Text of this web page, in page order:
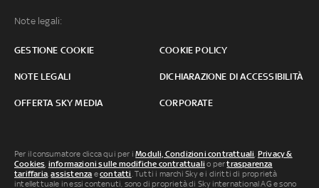
Note legali:
GESTIONE COOKIE COOKIE POLICY
NOTE LEGALI DICHIARAZIONE DI ACCESSIBILITÀ
OFFERTA SKY MEDIA CORPORATE
Per il consumatore clicca qui per iModuli, Condizioni contrattuali Privacy &
Cookies informazioni sulle modifiche contrattuali o pertrasparenza
tariffaria ,assistenza econtatti . Tutti i marchi Sky e i diritti di proprietà
intellettuale in essi contenuti, sono di proprietà di Sky international AG e sono